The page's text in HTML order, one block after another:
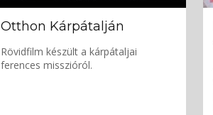
Otthon Kárpátalján
Rövidfilm készült a kárpátaljai
ferences misszióról.